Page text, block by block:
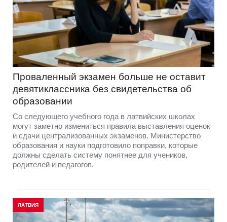
Проваленный экзамен больше не оставит
девятиклассника без свидетельства об
образовании
Со следующего учебного года в латвийских школах
могут заметно измениться правила выставления оценок
и сдачи централизованных экзаменов. Министерство
образования и науки подготовило поправки, которые
должны сделать систему понятнее для учеников,
родителей и педагогов.
ЛАТВИЯ